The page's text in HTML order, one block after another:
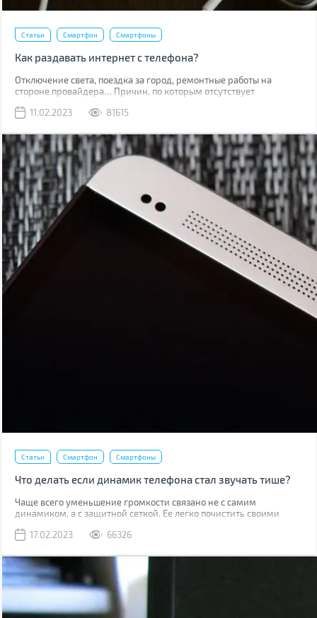
Статьи Смартфон Смартфоны
Как раздавать интернет с телефона?
Отключение света, поездка за город, ремонтные работы на
стороне провайдера… Причин, по которым отсутствует
может выручить мобильная сеть, конечно, если вы находитесь в
11.02.2023 81615
Статьи Смартфон Смартфоны
Что делать если динамик телефона стал звучать тише?
Чаще всего уменьшение громкости связано не с самим
динамиком, а с защитной сеткой. Ее легко почистить своими
необходимое для этого.
17.02.2023 66326